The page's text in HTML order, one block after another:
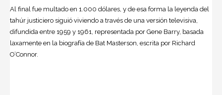
Al final fue multado en 1.000 dólares, y de esa forma la leyenda del
tahúr justiciero siguió viviendo a través de una versión televisiva,
difundida entre 1959 y 1961, representada por Gene Barry, basada
laxamente en la biografía de Bat Masterson, escrita por Richard
O’Connor.